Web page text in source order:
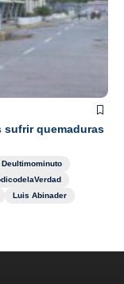
sufrir quemaduras
Deultimominuto
Luis Abinader